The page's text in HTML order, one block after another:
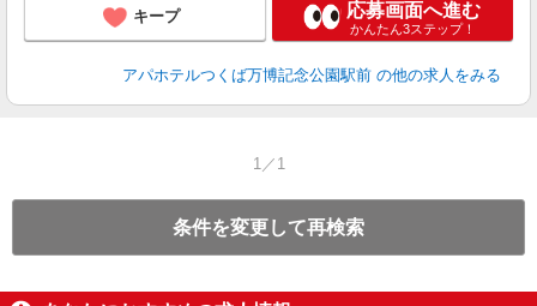
キープ 応募画面へ進む
かんたん3ステップ！
アパホテルつくば万博記念公園駅前 の他の求人をみる
1／1
条件を変更して再検索